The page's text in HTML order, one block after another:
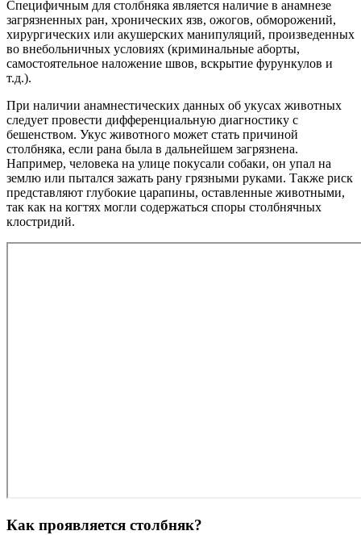
Специфичным для столбняка является наличие в анамнезе
загрязненных ран, хронических язв, ожогов, обморожений,
хирургических или акушерских манипуляций, произведенных
во внебольничных условиях (криминальные аборты,
самостоятельное наложение швов, вскрытие фурункулов и
т.д.).
При наличии анамнестических данных об укусах животных
следует провести дифференциальную диагностику с
бешенством. Укус животного может стать причиной
столбняка, если рана была в дальнейшем загрязнена.
Например, человека на улице покусали собаки, он упал на
землю или пытался зажать рану грязными руками. Также риск
представляют глубокие царапины, оставленные животными,
так как на когтях могли содержаться споры столбнячных
клостридий.
Как проявляется столбняк?